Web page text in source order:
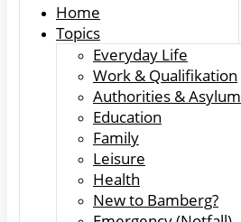
Home
Topics
Everyday Life
Work & Qualifikation
Authorities & Asylum
Education
Family
Leisure
Health
New to Bamberg?